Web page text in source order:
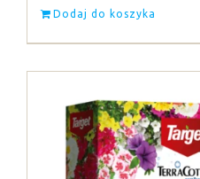
Dodaj do koszyka